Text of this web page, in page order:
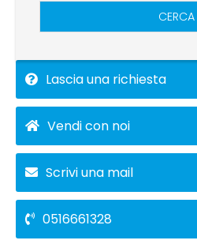
CERCA
Lascia una richiesta
Vendi con noi
Scrivi una mail
0516661328